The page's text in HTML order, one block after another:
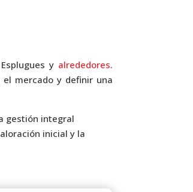
y alrededores.
mercado y definir una
gestión integral
inicial y la